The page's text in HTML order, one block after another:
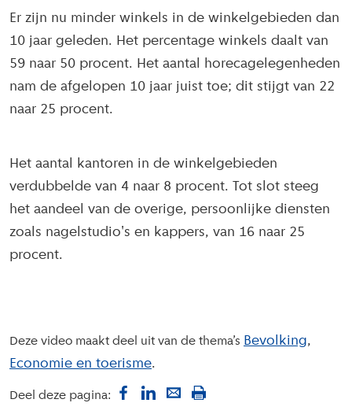
Er zijn nu minder winkels in de winkelgebieden dan
10 jaar geleden. Het percentage winkels daalt van
59 naar 50 procent. Het aantal horecagelegenheden
nam de afgelopen 10 jaar juist toe; dit stijgt van 22
naar 25 procent.
Het aantal kantoren in de winkelgebieden
verdubbelde van 4 naar 8 procent. Tot slot steeg
het aandeel van de overige, persoonlijke diensten
zoals nagelstudio's en kappers, van 16 naar 25
procent.
Deze video maakt deel uit van de thema’s Bevolking
Economie en toerisme
Deel deze pagina: